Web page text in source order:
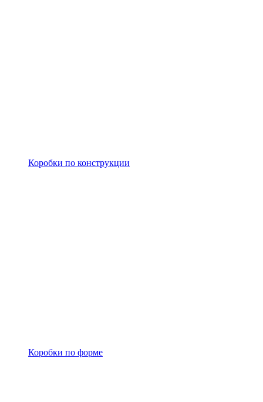
Коробки по конструкции
Коробки по форме